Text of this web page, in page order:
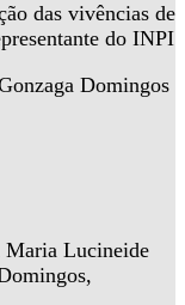
das vivências de
do INPI
Domingos
Maria Lucineide